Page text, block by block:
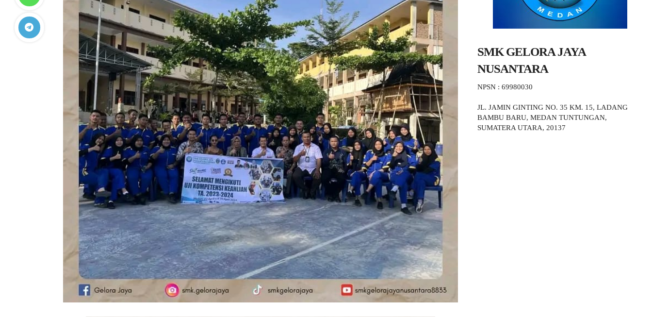
SMK GELORA JAYA
NUSANTARA
NPSN : 69980030
JL. JAMIN GINTING NO. 35 KM. 15, LADANG
BAMBU BARU, MEDAN TUNTUNGAN,
SUMATERA UTARA, 20137